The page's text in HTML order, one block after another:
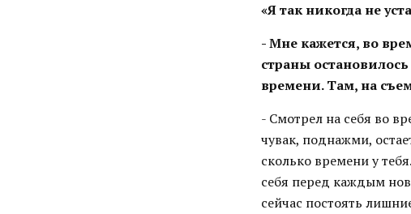
«Я так никогда не
- Мне кажется, во
страны
времени. Там, на
- Смотрел на себя во
чувак, поднажми,
сколько времени у
себя перед каждым
сейчас постоять